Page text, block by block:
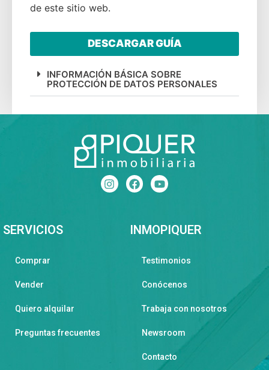
de este sitio web.
DESCARGAR GUÍA
INFORMACIÓN BÁSICA SOBRE
PROTECCIÓN DE DATOS PERSONALES
SERVICIOS
Comprar
Vender
Quiero alquilar
Preguntas frecuentes
INMOPIQUER
Testimonios
Conócenos
Trabaja con nosotros
Newsroom
Contacto